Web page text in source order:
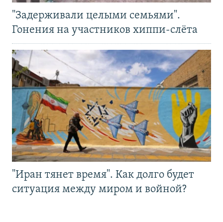
"Задерживали целыми семьями".
Гонения на участников хиппи-слёта
"Иран тянет время". Как долго будет
ситуация между миром и войной?